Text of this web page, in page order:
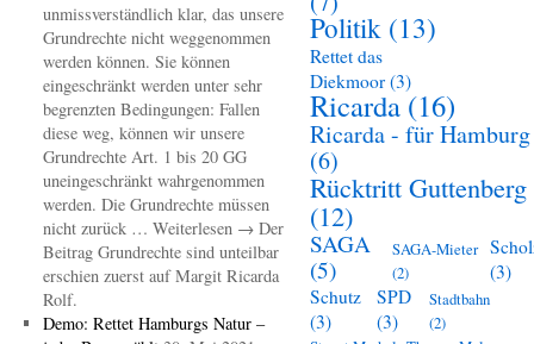
unmissverständlich klar, das unsere
Grundrechte nicht weggenommen
werden können. Sie können
eingeschränkt werden unter sehr
begrenzten Bedingungen: Fallen
diese weg, können wir unsere
Grundrechte Art. 1 bis 20 GG
uneingeschränkt wahrgenommen
werden. Die Grundrechte müssen
nicht zurück … Weiterlesen → Der
Beitrag Grundrechte sind unteilbar
erschien zuerst auf Margit Ricarda
Rolf.
Demo: Rettet Hamburgs Natur –
Politik (13)
Rettet das
Diekmoor (3)
Ricarda (16)
Ricarda - für Hamburg
(6)
Rücktritt Guttenberg
(12)
SAGA
(5)
SAGA-Mieter
(2)
(3)
Schutz
(3)
SPD
(3)
Stadtbahn
(2)